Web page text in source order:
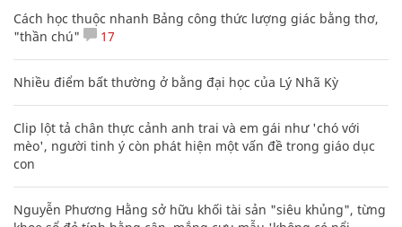
Cách học thuộc nhanh Bảng công thức lượng giác bằng thơ,
"thần chú"
17
Nhiều điểm bất thường ở bằng đại học của Lý Nhã Kỳ
Clip lột tả chân thực cảnh anh trai và em gái như 'chó với
mèo', người tinh ý còn phát hiện một vấn đề trong giáo dục
con
Nguyễn Phương Hằng sở hữu khối tài sản "siêu khủng", từng